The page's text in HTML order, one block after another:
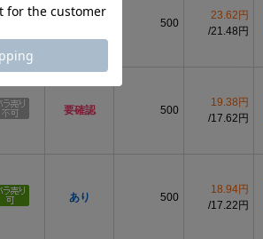
500
23.62円
21.48円
要確認 500
19.38円
17.62円
あり 500
18.94円
17.22円